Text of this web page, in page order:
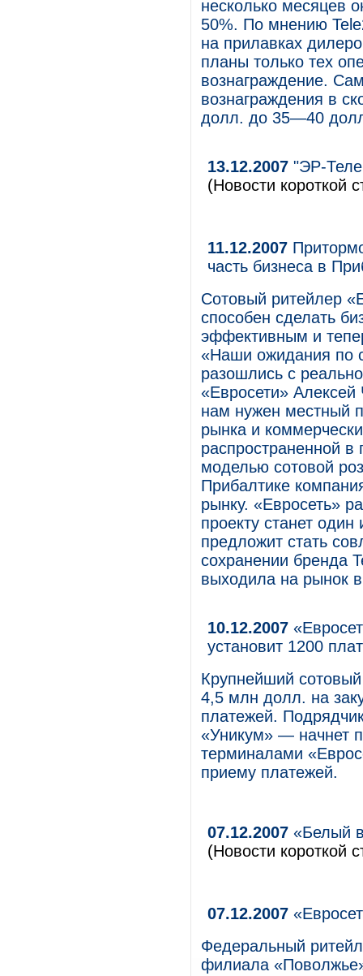
несколько месяцев
50%. По мнению
на прилавках
планы только тех
вознаграждение.
вознаграждения в
долл. до 35—40
13.12.2007 "ЭР-
(Новости короткой
11.12.2007
часть бизнеса в
Сотовый ритейлер
способен сделать
эффективным и
«Наши ожидания по
разошлись с
«Евросети»
нам нужен местный
рынка и
распространенной в
моделью сотовой
Прибалтике
рынку. «Евросеть»
проекту станет
предложит стать
сохранении бренда
выходила на рынок
10.12.2007
установит 1200
Крупнейший
4,5 млн долл. на
платежей.
«Уникум» — начнет
терминалами
приему платежей.
07.12.2007 «Белый
(Новости короткой
07.12.2007
Федеральный
филиала